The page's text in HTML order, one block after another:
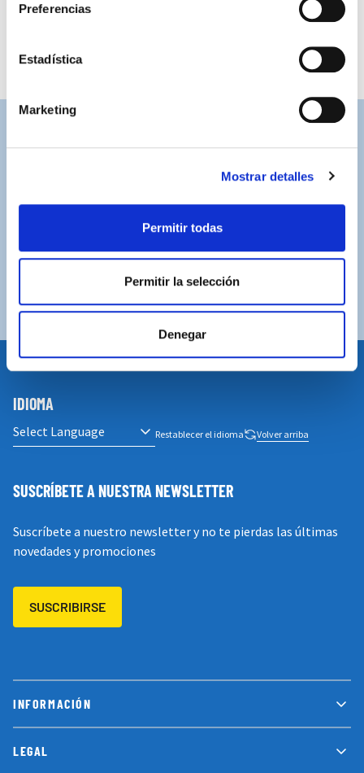
Preferencias
Estadística
Marketing
Mostrar detalles
Permitir todas
Permitir la selección
Denegar
Por compras superiores a 100€ (España peninsular)
COMPRAS SEGURAS
Plataforma de pago segura a través de tarjeta o
INFORMACIÓN
LEGAL
IDIOMA
Restablecer el idioma Volver arriba
SUSCRÍBETE A NUESTRA NEWSLETTER
Suscríbete a nuestro newsletter y no te pierdas las últimas
novedades y promociones
SUSCRIBIRSE